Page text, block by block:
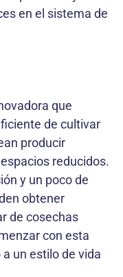
en el sistema de
que
de cultivar
producir
reducidos.
y un poco de
obtener
de cosechas
con esta
un estilo de vida